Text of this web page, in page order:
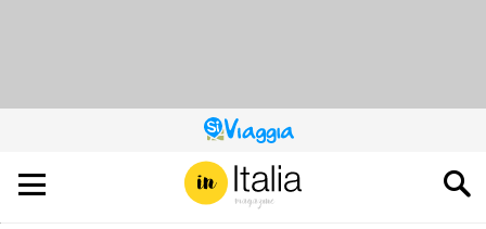
QUESTO
SITO
CONTRIBUISCE
ALL’AUDIENCE
DI